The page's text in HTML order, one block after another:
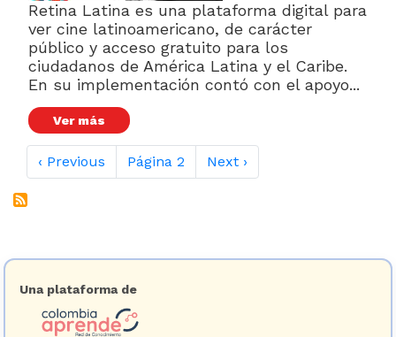
Retina Latina es una plataforma digital para
ver cine latinoamericano, de carácter
público y acceso gratuito para los
ciudadanos de América Latina y el Caribe.
En su implementación contó con el apoyo...
Ver más
Paginación
Página anterior
‹ Previous Página 2 Siguiente página
Next ›
Una plataforma de